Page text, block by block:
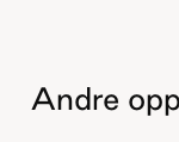
Andre